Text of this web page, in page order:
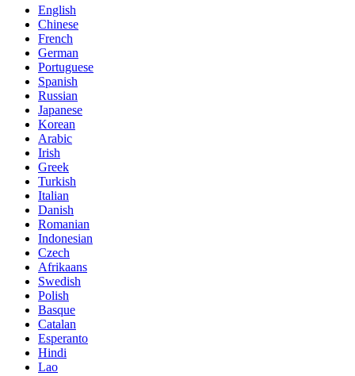
English
Chinese
French
German
Portuguese
Spanish
Russian
Japanese
Korean
Arabic
Irish
Greek
Turkish
Italian
Danish
Romanian
Indonesian
Czech
Afrikaans
Swedish
Polish
Basque
Catalan
Esperanto
Hindi
Lao